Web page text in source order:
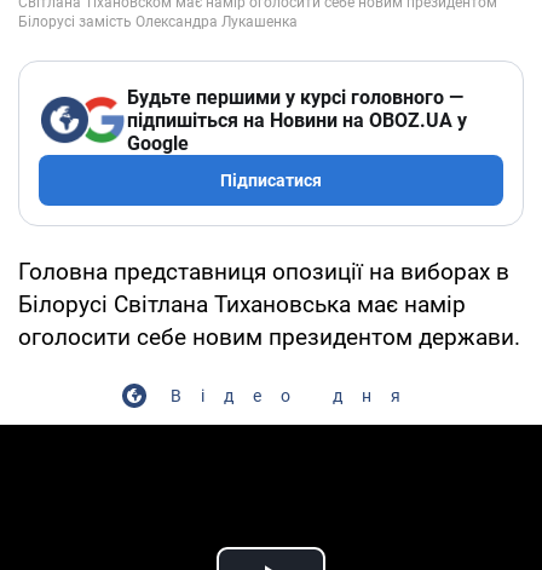
Будьте першими у курсі головного —
підпишіться на Новини на OBOZ.UA у
Google
Підписатися
Головна представниця опозиції на виборах в
Білорусі Світлана Тихановська має намір
оголосити себе новим президентом держави.
Відео дня